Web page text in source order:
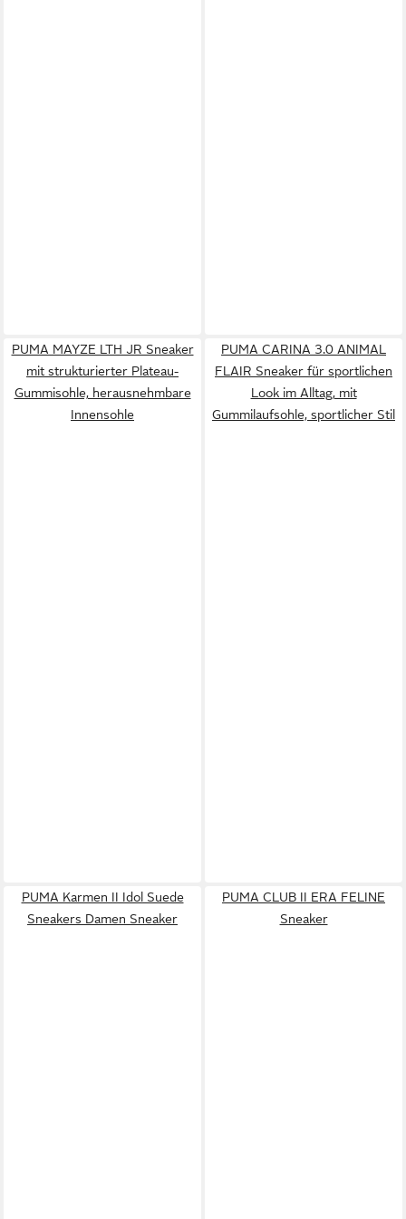
PUMA MAYZE LTH JR Sneaker
mit strukturierter Plateau-
Gummisohle, herausnehmbare
Innensohle
PUMA CARINA 3.0 ANIMAL
FLAIR Sneaker für sportlichen
Look im Alltag, mit
Gummilaufsohle, sportlicher Stil
PUMA Karmen II Idol Suede
Sneakers Damen Sneaker
PUMA CLUB II ERA FELINE
Sneaker